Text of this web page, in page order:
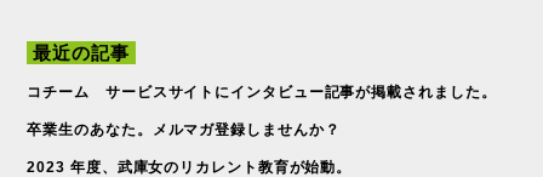
最近の記事
コチーム サービスサイトにインタビュー記事が掲載されました。
卒業生のあなた。メルマガ登録しませんか？
2023 年度、武庫女のリカレント教育が始動。